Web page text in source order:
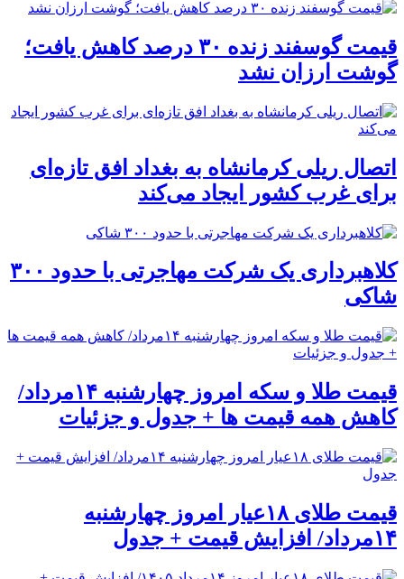
قیمت گوسفند زنده ۳۰ درصد کاهش یافت؛
گوشت ارزان نشد
اتصال ریلی کرمانشاه به بغداد افق تازه‌ای
برای غرب کشور ایجاد می‌کند
کلاهبرداری یک شرکت مهاجرتی با حدود ۳۰۰
شاکی
قیمت طلا و سکه امروز چهارشنبه ۱۴مرداد/
کاهش همه قیمت ها + جدول و جزئیات
قیمت طلای ۱۸عیار امروز چهارشنبه
۱۴مرداد/ افزایش قیمت + جدول